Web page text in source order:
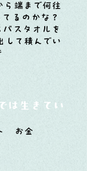
ら端まで何往
るのかな？
バスタオルを
して積んでい
は生きていけ
お金